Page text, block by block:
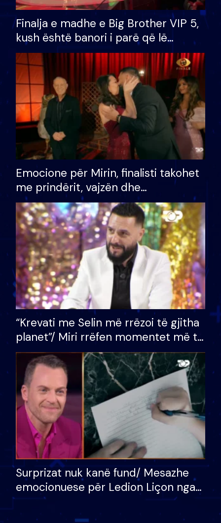
Finalja e madhe e Big Brother VIP 5,
kush është banori i parë që lë
shtëpinë dhe humb mundësinë për
të fituar çmimin e madh
Emocione për Mirin, finalisti takohet
me prindërit, vajzën dhe
bashkëshorten: S’kemi ndonjë letër
divorci apo jo?
“Krevati me Selin më rrëzoi të gjitha
planet”/ Miri rrëfen momentet më të
bukura në shtëpinë e BB VIP: Do më
mungojë zilja e mëngjesit kur…
Surprizat nuk kanë fund/ Mesazhe
emocionuese për Ledion Liçon nga
nëna dhe fëmijët e tij, moderatori
nuk i mban dot lotët: Nuk meritoj…